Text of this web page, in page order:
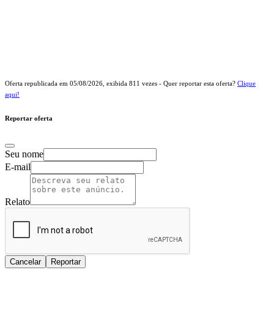
Oferta republicada em 05/08/2026 , exibida 811 vezes - Quer reportar esta oferta? Clique
aqui!
Reportar oferta
Seu nome
E-mail
Relato
Cancelar Reportar